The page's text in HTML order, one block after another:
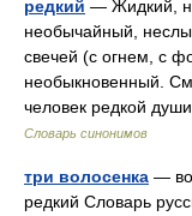
редкий — Жидкий,
необычайный,
свечей (с огнем, с
необыкновенный.
человек редкой
Словарь синонимов
три волосенка —
редкий Словарь